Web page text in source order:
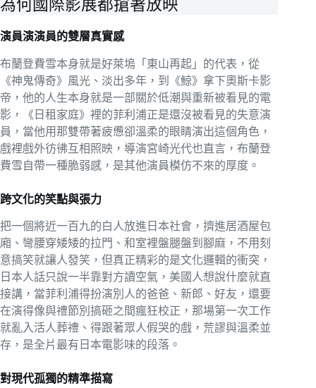
為何國際影展都搶著放映
演員演演員的雙層真實感
布蘭登費雪本身就是好萊塢「東山再起」的代表，從
《神鬼傳奇》風光、淡出多年，到《鯨》拿下奧斯卡影
帝，他的人生本身就是一部關於低潮與重新被看見的電
影，《日租家庭》裡的菲利浦正是還沒被看見的失意演
員，當他用那雙帶著疲憊卻溫柔的眼睛演出這個角色，
戲裡戲外彷彿互相照映，導演宮崎光代也直言，布蘭登
費雪自帶一種脆弱感，是其他演員模仿不來的厚度。
跨文化的笑點與張力
把一個將近一百九的白人放進日本社會，擠進居酒屋包
廂、彎腰穿矮矮的拉門、和室裡盤腿盤到腳麻，不用刻
意搞笑就讓人發笑，但真正精彩的是文化邏輯的衝突，
日本人話只說一半靠對方讀空氣，美國人想說什麼就直
接講，當菲利浦得扮演別人的爸爸、新郎、好友，還要
在演得像與禮節別搞砸之間瘋狂校正，那場第一次工作
就亂入活人葬禮、得跟著眾人假哭的戲，荒謬與溫柔並
存，是全片最有日本電影味的段落。
對現代孤獨的精準描寫